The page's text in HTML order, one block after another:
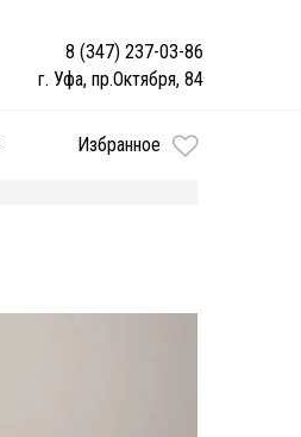
8 (347) 237-03-86
г. Уфа, пр.Октября, 84
Избранное